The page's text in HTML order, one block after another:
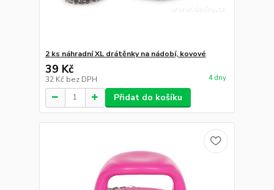
2 ks náhradní XL drátěnky na nádobí, kovové
39 Kč
32 Kč bez DPH 4 dny
Přidat do košíku